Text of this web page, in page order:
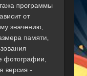
программы
от
значению,
памяти,
фотографии,
версия -